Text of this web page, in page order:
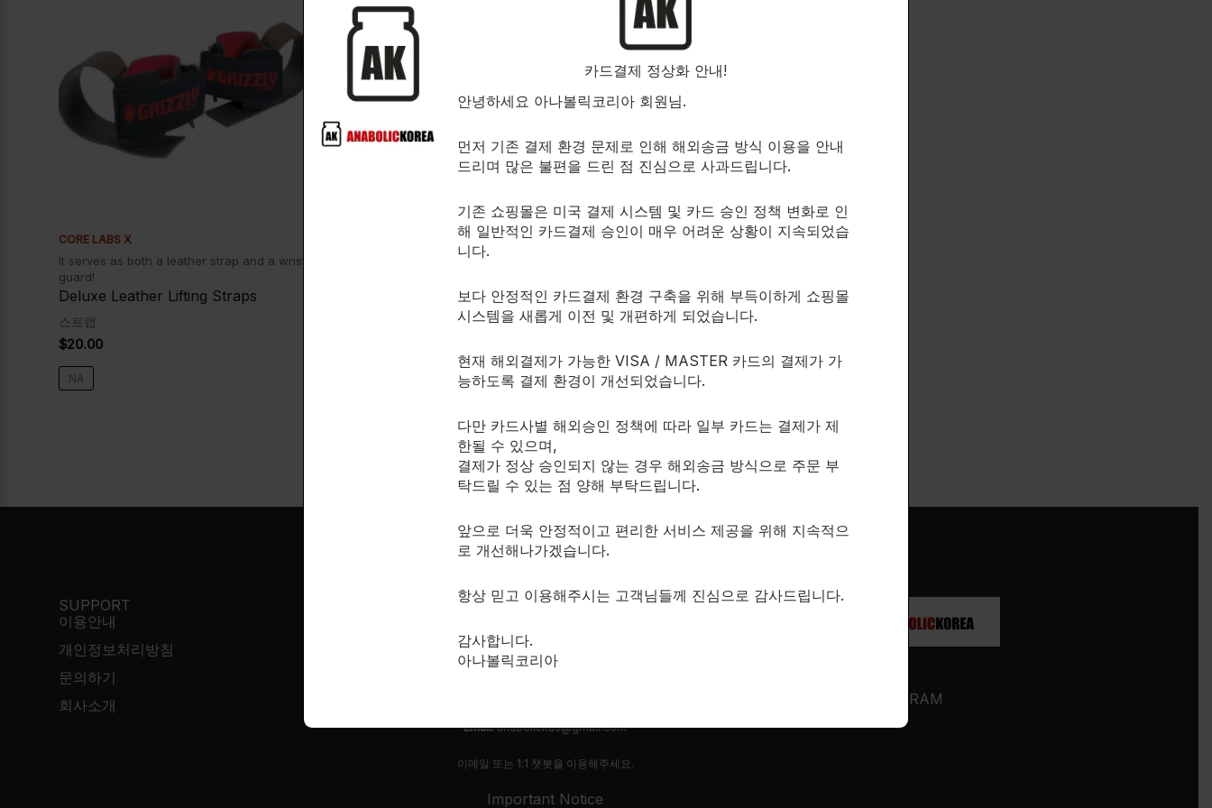
CORE LABS X
It serves as both a leather strap and a wrist
guard!
Deluxe Leather Lifting Straps
스트랩
$20.00
NA
It uses premium leather to provide a
Leather Lifting Straps
SUPPORT
이용안내
개인정보처리방침
문의하기
회사소개
CONTACT
평일: 10:00~17:00
한국시간과 달라 답변이 실시간으로 응대가 어려운점 양해 부탁드리겠습니다.
Email:anabolickus@gmail.com
이메일 또는 1:1 챗봇을 이용해주세요.
Important Notice
INSTAGRAM
카드결제 정상화 안내!
안녕하세요 아나볼릭코리아 회원님.
먼저 기존 결제 환경 문제로 인해 해외송금 방식 이용을 안내
드리며 많은 불편을 드린 점 진심으로 사과드립니다.
기존 쇼핑몰은 미국 결제 시스템 및 카드 승인 정책 변화로 인
해 일반적인 카드결제 승인이 매우 어려운 상황이 지속되었습
니다.
보다 안정적인 카드결제 환경 구축을 위해 부득이하게 쇼핑몰
시스템을 새롭게 이전 및 개편하게 되었습니다.
현재 해외결제가 가능한 VISA / MASTER 카드의 결제가 가
능하도록 결제 환경이 개선되었습니다.
다만 카드사별 해외승인 정책에 따라 일부 카드는 결제가 제
한될 수 있으며,
결제가 정상 승인되지 않는 경우 해외송금 방식으로 주문 부
탁드릴 수 있는 점 양해 부탁드립니다.
앞으로 더욱 안정적이고 편리한 서비스 제공을 위해 지속적으
로 개선해나가겠습니다.
항상 믿고 이용해주시는 고객님들께 진심으로 감사드립니다.
감사합니다.
아나볼릭코리아